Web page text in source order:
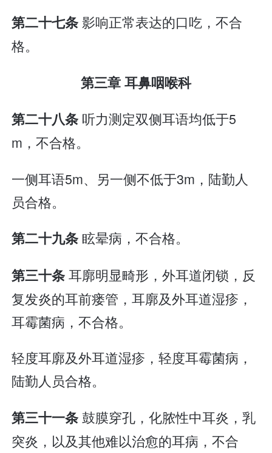
第二十七条影响正常表达的口吃，不合
格。
第三章 耳鼻咽喉科
第二十八条 听力测定双侧耳语均低于5
m，不合格。
一侧耳语5m、另一侧不低于3m，陆勤人
员合格。
第二十九条 眩晕病，不合格。
第三十条耳廓明显畸形，外耳道闭锁，反
复发炎的耳前瘘管，耳廓及外耳道湿疹，
耳霉菌病，不合格。
轻度耳廓及外耳道湿疹，轻度耳霉菌病，
陆勤人员合格。
第三十一条鼓膜穿孔，化脓性中耳炎，乳
突炎，以及其他难以治愈的耳病，不合